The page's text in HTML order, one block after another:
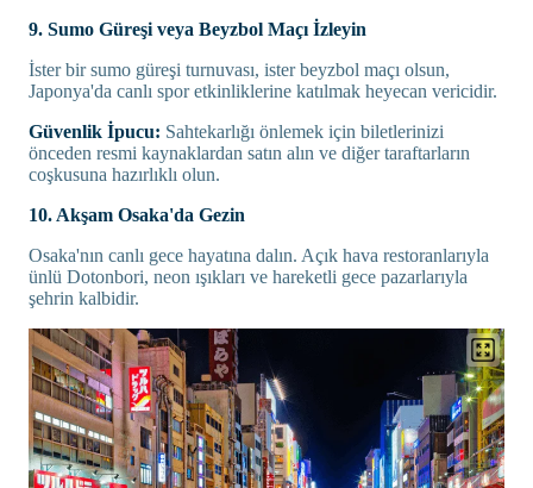
9. Sumo Güreşi veya Beyzbol Maçı İzleyin
İster bir sumo güreşi turnuvası, ister beyzbol maçı olsun,
Japonya'da canlı spor etkinliklerine katılmak heyecan vericidir.
Güvenlik İpucu: Sahtekarlığı önlemek için biletlerinizi
önceden resmi kaynaklardan satın alın ve diğer taraftarların
coşkusuna hazırlıklı olun.
10. Akşam Osaka'da Gezin
Osaka'nın canlı gece hayatına dalın. Açık hava restoranlarıyla
ünlü Dotonbori, neon ışıkları ve hareketli gece pazarlarıyla
şehrin kalbidir.